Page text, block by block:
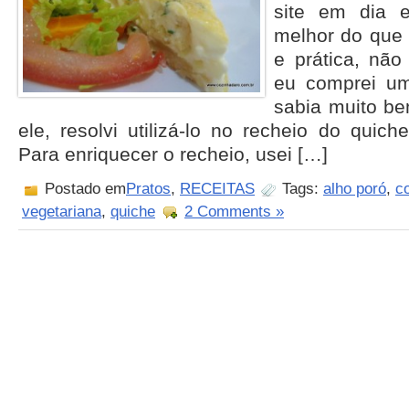
site em dia
melhor do
e prática,
eu comprei
sabia muito
ele, resolvi utilizá-lo no recheio do
Para enriquecer o recheio, usei […]
Postado emPratos, RECEITAS Tags: alho poró,
vegetariana, quiche 2 Comments »